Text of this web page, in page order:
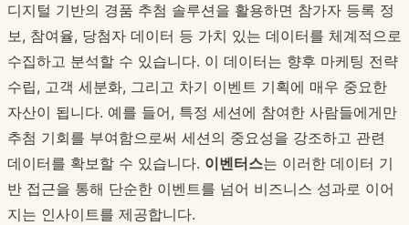
디지털 기반의 경품 추첨 솔루션을 활용하면 참가자 등록 정
보, 참여율, 당첨자 데이터 등 가치 있는 데이터를 체계적으로
수집하고 분석할 수 있습니다. 이 데이터는 향후 마케팅 전략
수립, 고객 세분화, 그리고 차기 이벤트 기획에 매우 중요한
자산이 됩니다. 예를 들어, 특정 세션에 참여한 사람들에게만
추첨 기회를 부여함으로써 세션의 중요성을 강조하고 관련
데이터를 확보할 수 있습니다. 이벤터스는 이러한 데이터 기
반 접근을 통해 단순한 이벤트를 넘어 비즈니스 성과로 이어
지는 인사이트를 제공합니다.